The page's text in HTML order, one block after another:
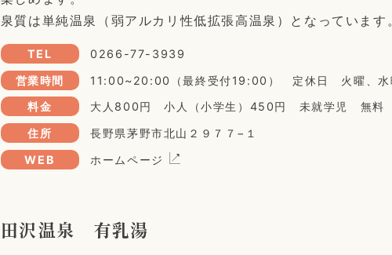
泉質は単純温泉（弱アルカリ性低拡張高温泉）となっています
TEL
0266-77-3939
営業時間
11:00~20:00（最終受付19:00） 定休日 火曜、水
料金
大人800円 小人（小学生）450円 未就学児 無料
住所
長野県茅野市北山２９７７−１
WEB
ホームページ
田沢温泉 有乳湯